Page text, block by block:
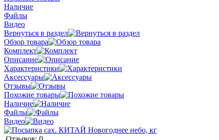
Наличие
Файлы
Видео
Вернуться в раздел
Обзор товара
Комплект
Описание
Характеристики
Аксессуары
Отзывы
Похожие товары
Наличие
Файлы
Видео